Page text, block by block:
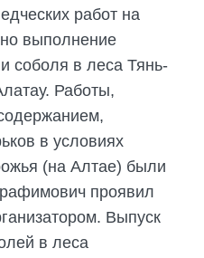
работ на
выполнение
соболя в леса Тянь-
Работы,
в условиях
(на Алтае) были
проявил
Выпуск
в леса